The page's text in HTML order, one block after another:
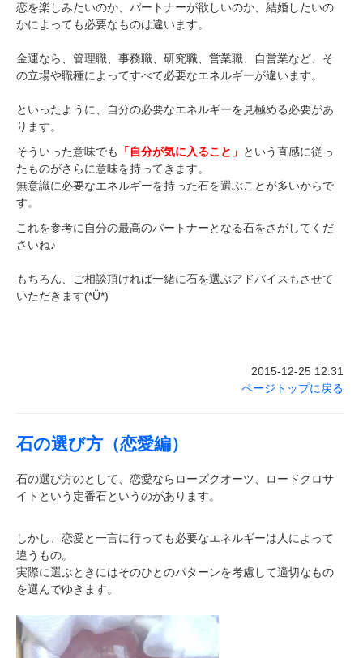
恋を楽しみたいのか、パートナーが欲しいのか、結婚したいの
かによっても必要なものは違います。
金運なら、管理職、事務職、研究職、営業職、自営業など、そ
の立場や職種によってすべて必要なエネルギーが違います。
といったように、自分の必要なエネルギーを見極める必要があ
ります。
そういった意味でも
「自分が気に入ること」 という直感に従っ
たものがさらに意味を持ってきます。
無意識に必要なエネルギーを持った石を選ぶことが多いからで
す。
これを参考に自分の最高のパートナーとなる石をさがしてくだ
さいね♪
もちろん、ご相談頂ければ一緒に石を選ぶアドバイスもさせて
いただきます(*Ü*)
2015-12-25 12:31
ページトップに戻る
石の選び方（恋愛編）
石の選び方のとして、恋愛ならローズクオーツ、ロードクロサ
イトという定番石というのがあります。
しかし、恋愛と一言に行っても必要なエネルギーは人によって
違うもの。
実際に選ぶときにはそのひとのパターンを考慮して適切なもの
を選んでゆきます。